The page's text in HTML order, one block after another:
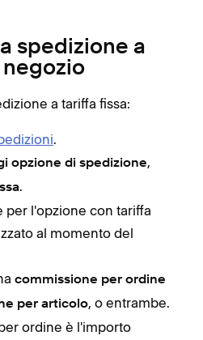
spedizione a
negozio
a tariffa fissa:
.
opzione di spedizione,
.
per l'opzione con tariffa
al momento del
commissione per ordine
per articolo, o entrambe.
ordine è l'importo